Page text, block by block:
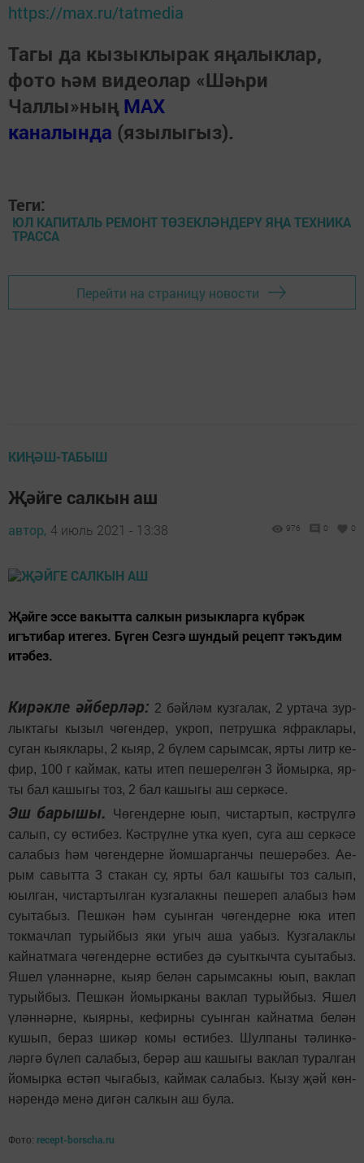
https://max.ru/tatmedia
Тагы да кызыклырак яңалыклар,
фото һәм видеолар «Шәһри
Чаллы»ның MAX
каналында (язылыгыз).
Теги:
ЮЛ КАПИТАЛЬ РЕМОНТ ТӨЗЕКЛӘНДЕРҮ ЯҢА ТЕХНИКА
ТРАССА
Перейти на страницу новости
КИҢӘШ-ТАБЫШ
Җәйге салкын аш
автор, 4 июль 2021 - 13:38 976 0 0
Җәйге эссе вакытта салкын ризыкларга күбрәк
игътибар итегез. Бүген Сезгә шундый рецепт тәкъдим
итәбез.
Кирәкле әйберләр: 2 бәй­ләм куз­га­лак, 2 ур­та­ча зур­
лык­та­гы кы­зыл чө­ген­дер, ук­роп, пет­руш­ка яф­рак­ла­ры,
су­ган кы­як­ла­ры, 2 кы­яр, 2 бү­лем са­рым­сак, яр­ты литр ке­
фир, 100 г кай­мак, ка­ты итеп пе­ше­рел­гән 3 йо­мыр­ка, яр­
ты бал ка­шы­гы тоз, 2 бал ка­шы­гы аш сер­кә­се.
Эш барышы.
Чө­ген­дер­не юып, чис­тар­тып, кәс­т­рүл­гә
са­лып, су өс­ти­без. Кәс­т­рүл­не ут­ка ку­еп, су­га аш сер­кә­се
са­ла­быз һәм чө­ген­дер­не йом­шар­ган­чы пе­ше­рә­без. Ае­
рым са­выт­та 3 ста­кан су, яр­ты бал ка­шы­гы тоз са­лып,
юыл­ган, чис­тар­тыл­ган куз­га­лак­ны пе­ше­реп ала­быз һәм
су­ы­та­быз. Пеш­кән һәм су­ын­ган чө­ген­дер­не юка итеп
ток­мач­лап ту­рый­быз яки угыч аша уа­быз. Куз­га­лак­лы
кай­нат­ма­га чө­ген­дер­не өс­ти­без дә су­ыт­кыч­та су­ы­та­быз.
Яшел үлән­нәр­не, кы­яр бе­лән са­рым­сак­ны юып, вак­лап
ту­рый­быз. Пеш­кән йо­мыр­ка­ны вак­лап ту­рый­быз. Яшел
үлән­нәр­не, кы­яр­ны, ке­фир­ны су­ын­ган кай­нат­ма бе­лән
ку­шып, бе­раз ши­кәр ко­мы өс­ти­без. Шул­па­ны тә­лин­кә­
ләр­гә бү­леп са­ла­быз, бе­рәр аш ка­шы­гы вак­лап ту­рал­ган
йо­мыр­ка өс­тәп чы­га­быз, кай­мак са­ла­быз. Кы­зу җәй көн­
нә­рен­дә ме­нә ди­гән сал­кын аш бу­ла.
Фото: recept-borscha.ru